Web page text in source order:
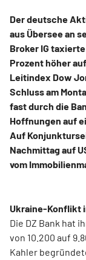
Der deutsche
aus Übersee an
Broker IG
Prozent höher
Leitindex Dow
Schluss am
fast durch die
Hoffnungen auf
Auf
Nachmittag auf
vom
Ukraine-Konflikt
Die DZ Bank hat
von 10.200 auf
Kahler